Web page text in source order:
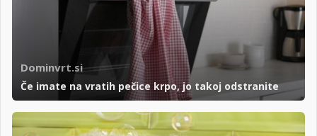
Dominvrt.si
Če imate na vratih pečice krpo, jo takoj odstranite